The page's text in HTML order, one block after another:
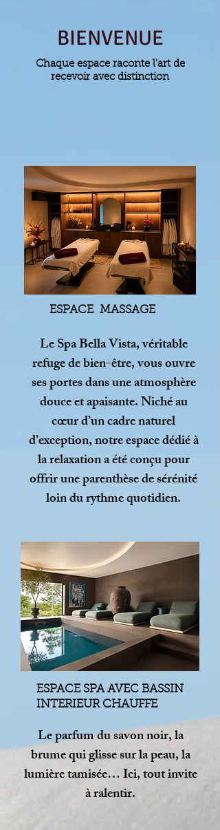
BIENVENUE
Chaque espace raconte l'art de
recevoir avec distinction
ESPACE MASSAGE
Le Spa Bella Vista, véritable
refuge de bien-être, vous ouvre
ses portes dans une atmosphère
douce et apaisante. Niché au
cœur d’un cadre naturel
d’exception, notre espace dédié à
la relaxation a été conçu pour
offrir une parenthèse de sérénité
loin du rythme quotidien.
ESPACE SPA AVEC BASSIN
INTERIEUR CHAUFFE
Le parfum du savon noir, la
brume qui glisse sur la peau, la
lumière tamisée… Ici, tout invite
à ralentir.